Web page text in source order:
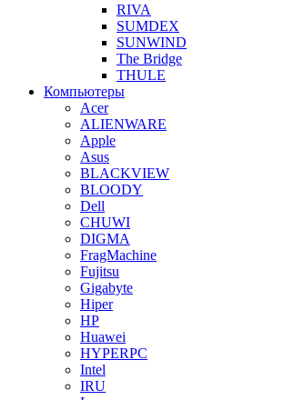
RIVA
SUMDEX
SUNWIND
The Bridge
THULE
Компьютеры
Acer
ALIENWARE
Apple
Asus
BLACKVIEW
BLOODY
Dell
CHUWI
DIGMA
FragMachine
Fujitsu
Gigabyte
Hiper
HP
Huawei
HYPERPC
Intel
IRU